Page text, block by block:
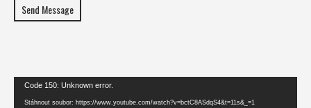
Send Message
Video
přehrávač
Code 150: Unknown error.
Stáhnout soubor: https://www.youtube.com/watch?v=bctC8ASdqS4&t=11s&_=1